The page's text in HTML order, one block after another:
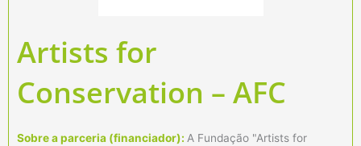
Artists for
Conservation – AFC
Sobre a parceria (financiador): A Fundação "Artists for